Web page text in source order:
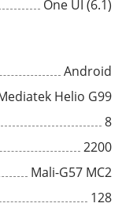
One UI (6.1)
Android
Helio G99
8
2200
Mali-G57 MC2
128